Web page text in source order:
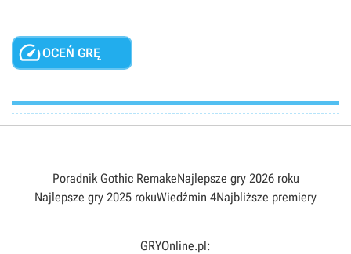
OCEŃ GRĘ
Poradnik Gothic RemakeNajlepsze gry 2026 roku
Najlepsze gry 2025 rokuWiedźmin 4Najbliższe premiery
GRYOnline.pl: